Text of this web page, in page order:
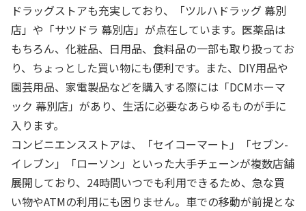
ドラッグストアも充実しており、「ツルハドラッグ 幕別
店」や「サツドラ 幕別店」が点在しています。医薬品は
もちろん、化粧品、日用品、食料品の一部も取り扱ってお
り、ちょっとした買い物にも便利です。また、DIY用品や
園芸用品、家電製品などを購入する際には「DCMホーマ
ック 幕別店」があり、生活に必要なあらゆるものが手に
入ります。
コンビニエンスストアは、「セイコーマート」「セブン-
イレブン」「ローソン」といった大手チェーンが複数店舗
展開しており、24時間いつでも利用できるため、急な買
い物やATMの利用にも困りません。車での移動が前提とな